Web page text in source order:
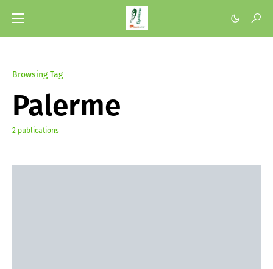
Browsing Tag
Palerme
2 publications